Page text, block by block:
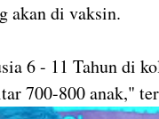
akan di vaksin.
6 - 11 Tahun di
700-800 anak,"